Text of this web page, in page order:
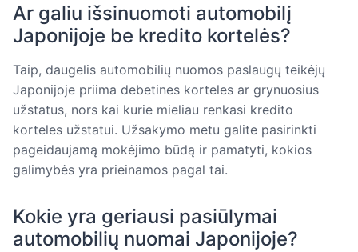
Ar galiu išsinuomoti automobilį
Japonijoje be kredito kortelės?
Taip, daugelis automobilių nuomos paslaugų teikėjų
Japonijoje priima debetines korteles ar grynuosius
užstatus, nors kai kurie mieliau renkasi kredito
korteles užstatui. Užsakymo metu galite pasirinkti
pageidaujamą mokėjimo būdą ir pamatyti, kokios
galimybės yra prieinamos pagal tai.
Kokie yra geriausi pasiūlymai
automobilių nuomai Japonijoje?